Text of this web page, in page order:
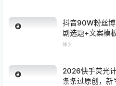
抖音90W粉丝
剧选题+文案模
全流程变现，解
除夕
2026快手荧光
条条过原创，新